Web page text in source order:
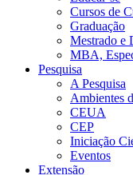
Cursos de
Graduação
Mestrado e
MBA,
Pesquisa
A Pesquisa
Ambientes
CEUA
CEP
Iniciação
Eventos
Extensão